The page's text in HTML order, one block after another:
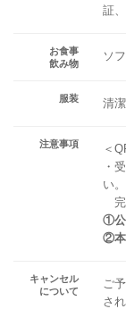
証
お食事
飲み物
ソ
服装 清
注意事項
＜
・
い。
完
①公
②本
キャンセル
について
ご
さ